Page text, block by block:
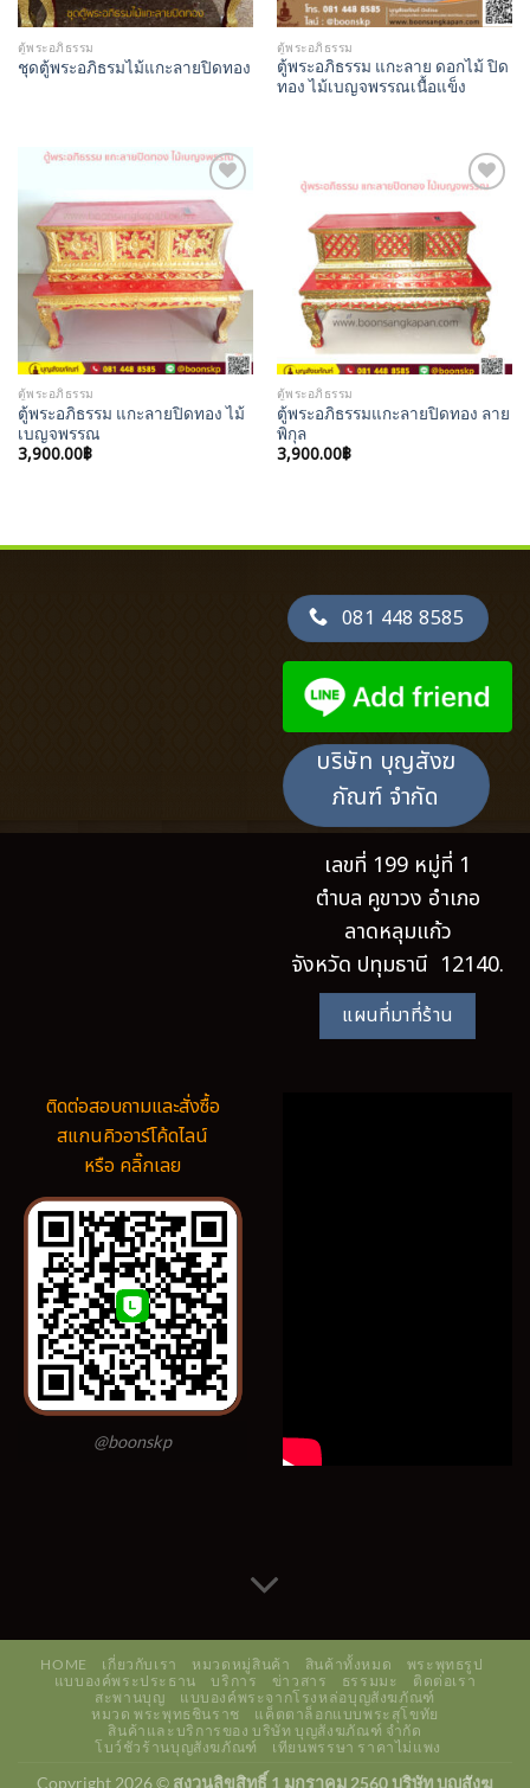
ตู้พระอภิธรรม
ชุดตู้พระอภิธรมไม้แกะลายปิดทอง
ตู้พระอภิธรรม
ตู้พระอภิธรรม แกะลาย ดอกไม้ ปิด
ทอง ไม้เบญจพรรณเนื้อแข็ง
Add to
Wishlist
ตู้พระอภิธรรม
ตู้พระอภิธรรม แกะลายปิดทอง ไม้
เบญจพรรณ
3,900.00฿
Wishlist
ตู้พระอภิธรรม
ตู้พระอภิธรรมแกะลายปิดทอง ลาย
พิกุล
3,900.00฿
081 448 8585
บริษัท บุญสังฆ
ภัณฑ์ จำกัด
เลขที่ 199 หมู่ที่ 1
ตำบล คูขาวง อำเภอ
ลาดหลุมแก้ว
จังหวัด ปทุมธานี 12140.
แผนที่มาที่ร้าน
ติดต่อสอบถามและสั่งซื้อ
สแกนคิวอาร์โค้ดไลน์
หรือ คลิ๊กเลย
@boonskp
HOME เกี่ยวกับเรา หมวดหมู่สินค้า สินค้าทั้งหมด
พระพุทธรูป
แบบองค์พระประธาน
บริการ ข่าวสาร ธรรมมะ
ติดต่อเรา
สะพานบุญ
แบบองค์พระจากโรงหล่อบุญสังฆภัณฑ์
หมวด พระพุทธชินราช
แค็ตตาล็อกแบบพระสุโขทัย
สินค้าและบริการของ บริษัท บุญสังฆภัณฑ์ จำกัด
โบว์ชัวร้านบุญสังฆภัณฑ์
เทียนพรรษา ราคาไม่แพง
Copyright 2026 © สงวนลิขสิทธิ์ 1 มกราคม 2560 บริษัท บุญสังฆ